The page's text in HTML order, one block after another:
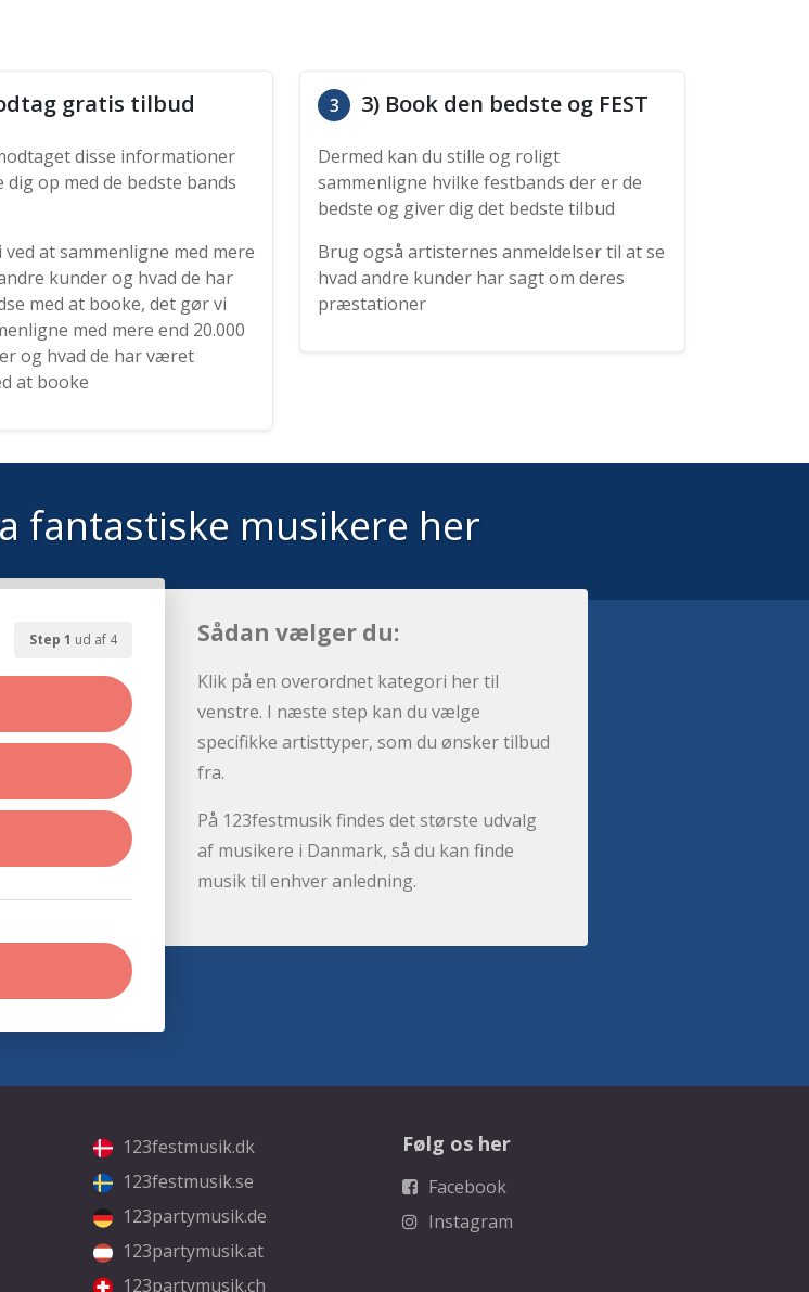
gratis tilbud
disse informationer
dig op med de bedste bands
at sammenligne med mere
kunder og hvad de har
med at booke, det gør vi
med mere end 20.000
og hvad de har været
at booke
3 3) Book den bedste og FEST
Dermed kan du stille og roligt
sammenligne hvilke festbands der er de
bedste og giver dig det bedste tilbud
Brug også artisternes anmeldelser til at se
hvad andre kunder har sagt om deres
præstationer
fantastiske musikere her
Step 1 ud af 4 Sådan vælger du:
Klik på en overordnet kategori her til
venstre. I næste step kan du vælge
specifikke artisttyper, som du ønsker tilbud
fra.
På 123festmusik findes det største udvalg
af musikere i Danmark, så du kan finde
musik til enhver anledning.
123festmusik.dk
123festmusik.se
123partymusik.de
123partymusik.at
123partymusik.ch
Følg os her
Facebook
Instagram